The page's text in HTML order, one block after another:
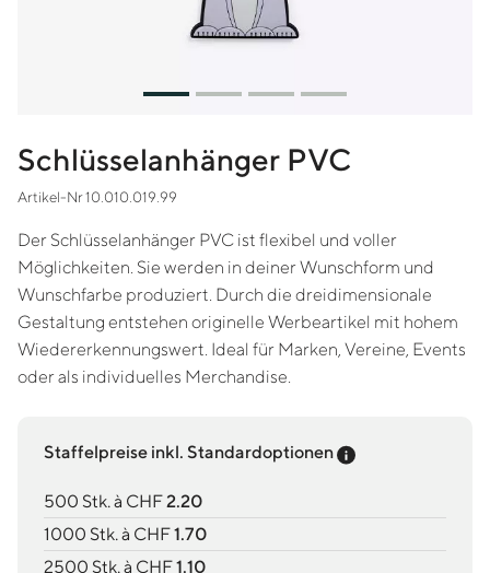
Schlüsselanhänger PVC
Artikel-Nr 10.010.019.99
Der Schlüsselanhänger PVC ist flexibel und voller
Möglichkeiten. Sie werden in deiner Wunschform und
Wunschfarbe produziert. Durch die dreidimensionale
Gestaltung entstehen originelle Werbeartikel mit hohem
Wiedererkennungswert. Ideal für Marken, Vereine, Events
oder als individuelles Merchandise.
Staffelpreise inkl. Standardoptionen Preis-Tooltip
500 Stk. à CHF2.20
1000 Stk. à CHF1.70
2500 Stk. à CHF1.10